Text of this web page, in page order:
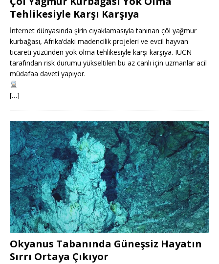
Tehlikesiyle Karşı Karşıya
İnternet dünyasında şirin cıyaklamasıyla tanınan çöl yağmur
kurbağası, Afrika’daki madencilik projeleri ve evcil hayvan
ticareti yüzünden yok olma tehlikesiyle karşı karşıya. IUCN
tarafından risk durumu yükseltilen bu az canlı için uzmanlar acil
müdafaa daveti yapıyor.
[…]
Okyanus Tabanında Güneşsiz Hayatın
Sırrı Ortaya Çıkıyor